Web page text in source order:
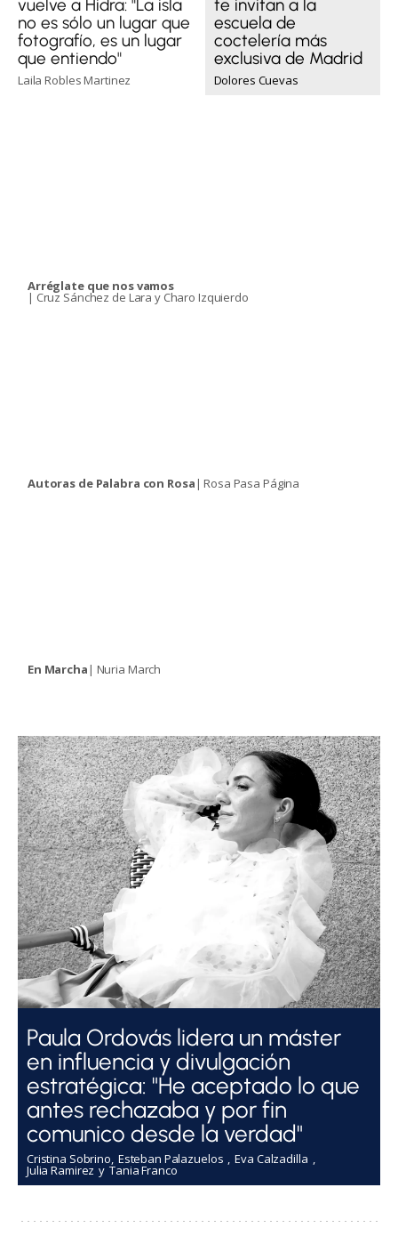
vuelve a Hidra: "La isla
no es sólo un lugar que
fotografío, es un lugar
que entiendo"
Laila Robles Martinez
te invitan a la
escuela de
coctelería más
exclusiva de Madrid
Dolores Cuevas
Arréglate que nos vamos
| Cruz Sánchez de Lara y Charo Izquierdo
Autoras de Palabra con Rosa| Rosa Pasa Página
En Marcha| Nuria March
Paula Ordovás lidera un máster
en influencia y divulgación
estratégica: "He aceptado lo que
antes rechazaba y por fin
comunico desde la verdad"
Cristina Sobrino Esteban Palazuelos Eva Calzadilla
Julia Ramirez Tania Franco